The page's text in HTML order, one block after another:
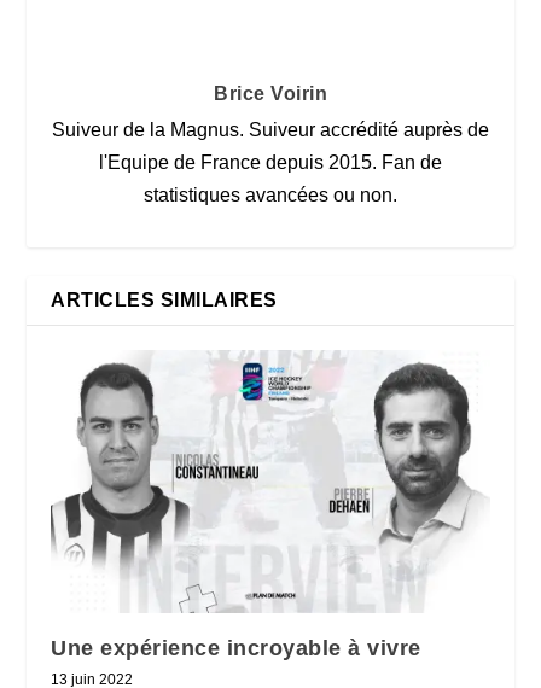
Brice Voirin
Suiveur de la Magnus. Suiveur accrédité auprès de
l'Equipe de France depuis 2015. Fan de
statistiques avancées ou non.
ARTICLES SIMILAIRES
Une expérience incroyable à vivre
13 juin 2022